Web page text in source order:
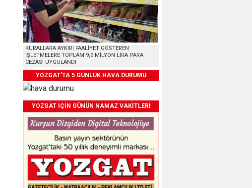
KURALLARA AYKIRI FAALİYET GÖSTEREN
İŞLETMELERE TOPLAM 9,9 MİLYON LİRA PARA
CEZASI UYGULANDI
YOZGAT'TA 5 GÜNLÜK HAVA DURUMU
YOZGAT İÇİN GÜNÜN NAMAZ VAKİTLERİ